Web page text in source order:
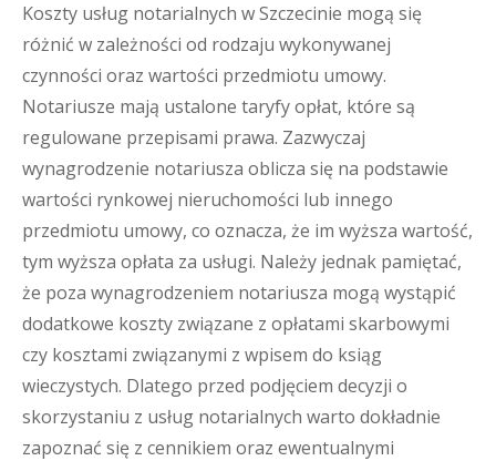
Koszty usług notarialnych w Szczecinie mogą się
różnić w zależności od rodzaju wykonywanej
czynności oraz wartości przedmiotu umowy.
Notariusze mają ustalone taryfy opłat, które są
regulowane przepisami prawa. Zazwyczaj
wynagrodzenie notariusza oblicza się na podstawie
wartości rynkowej nieruchomości lub innego
przedmiotu umowy, co oznacza, że im wyższa wartość,
tym wyższa opłata za usługi. Należy jednak pamiętać,
że poza wynagrodzeniem notariusza mogą wystąpić
dodatkowe koszty związane z opłatami skarbowymi
czy kosztami związanymi z wpisem do ksiąg
wieczystych. Dlatego przed podjęciem decyzji o
skorzystaniu z usług notarialnych warto dokładnie
zapoznać się z cennikiem oraz ewentualnymi